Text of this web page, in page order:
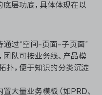
层功底，具体体现在以
通过“空间-页面-子页面”
团队可按业务线、产品模
扑，便于知识的分类沉淀
置大量业务模板（如PRD、